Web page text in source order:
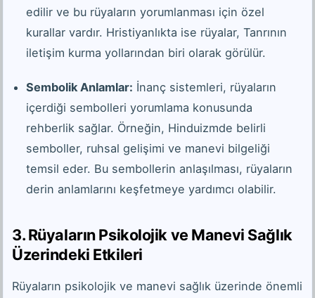
edilir ve bu rüyaların yorumlanması için özel
kurallar vardır. Hristiyanlıkta ise rüyalar, Tanrının
iletişim kurma yollarından biri olarak görülür.
Sembolik Anlamlar: İnanç sistemleri, rüyaların
içerdiği sembolleri yorumlama konusunda
rehberlik sağlar. Örneğin, Hinduizmde belirli
semboller, ruhsal gelişimi ve manevi bilgeliği
temsil eder. Bu sembollerin anlaşılması, rüyaların
derin anlamlarını keşfetmeye yardımcı olabilir.
3. Rüyaların Psikolojik ve Manevi Sağlık
Üzerindeki Etkileri
Rüyaların psikolojik ve manevi sağlık üzerinde önemli